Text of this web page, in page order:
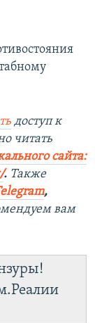
доступ к
читать
сайта:
. ​ Также
,
вам